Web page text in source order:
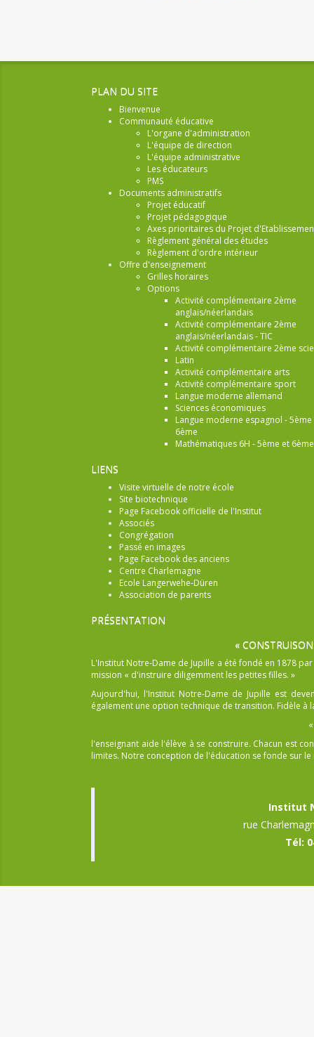
PLAN DU SITE
Bienvenue
Communauté éducative
L'organe d'administration
L'équipe de direction
L'équipe administrative
Les éducateurs
PMS
Documents administratifs
Projet éducatif
Projet pédagogique
Axes prioritaires du Projet
Règlement général des études
Règlement d'ordre intérieur
Offre d'enseignement
Grilles horaires
Options
Activité complémentaire 2ème
anglais/néerlandais
Activité complémentaire 2ème
anglais/néerlandais - TIC
Activité complémentaire 2ème
Latin
Activité complémentaire arts
Activité complémentaire sport
Langue moderne allemand
Sciences économiques
Langue moderne espagnol - 5ème
6ème
Mathématiques 6H - 5ème et 6ème
LIENS
Visite virtuelle de notre école
Site biotechnique
Page Facebook officielle de l'Institut
Associés
Congrégation
Passé en images
Page Facebook des anciens
Centre Charlemagne
Ecole Langerwehe-Düren
Association de parents
PRÉSENTATION
«
L'Institut Notre-Dame de Jupille a été fondé en 1878
mission « d'instruire diligemment les petites filles. »
Aujourd'hui, l'Institut Notre-Dame de Jupille est
également une option technique de transition. Fidèle à
l'enseignant aide l'élève à se construire. Chacun est
limites. Notre conception de l'éducation se fonde sur
Institut
rue
Tél: